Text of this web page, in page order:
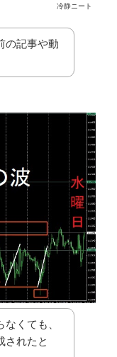
冷静ニート
の記事や動
くても、
されたと